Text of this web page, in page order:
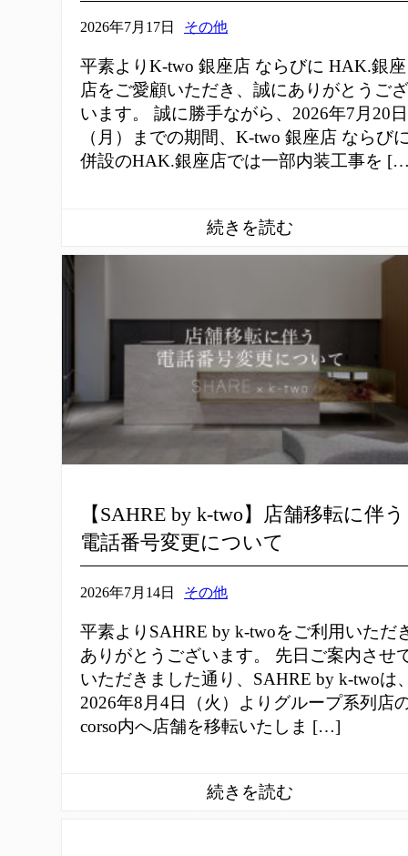
2026年7月17日 その他
平素よりK-two 銀座店 ならびに HAK.銀座
店をご愛顧いただき、誠にありがとうござ
います。 誠に勝手ながら、2026年7月20日
（月）までの期間、K-two 銀座店 ならび
併設のHAK.銀座店では一部内装工事を
【SAHRE by k-two】店舗移転に伴う
電話番号変更について
2026年7月14日 その他
平素よりSAHRE by k-twoをご利用いただ
ありがとうございます。 先日ご案内させ
いただきました通り、SAHRE by k-twoは
2026年8月4日（火）よりグループ系列店
corso内へ店舗を移転いたしま […]